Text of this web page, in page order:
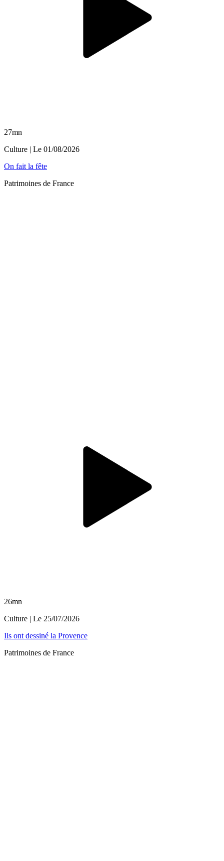
27mn
Culture | Le 01/08/2026
On fait la fête
Patrimoines de France
26mn
Culture | Le 25/07/2026
Ils ont dessiné la Provence
Patrimoines de France